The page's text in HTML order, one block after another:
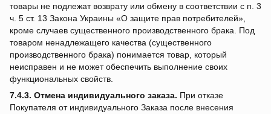
товары не подлежат возврату или обмену в соответствии с п. 3
ч. 5 ст. 13 Закона Украины «О защите прав потребителей»,
кроме случаев существенного производственного брака. Под
товаром ненадлежащего качества (существенного
производственного брака) понимается товар, который
неисправен и не может обеспечить выполнение своих
функциональных свойств.
7.4.3. Отмена индивидуального заказа. При отказе
Покупателя от индивидуального Заказа после внесения